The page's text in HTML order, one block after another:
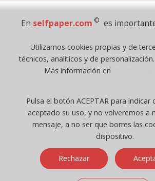
Pago Seguro
Todos los derechos reservados
©selfpaper.com, y las webs de ©gruposelfpaper.org
Registro Mercantil de Valencia ( España
Tomo 7263, Libro 4565, Folio 1, Sección 8,
Móvil / Tablet - Bot mozilla/5.0 (linux; android
applewebkit/537.36 (khtml, like gecko) chrome/
En selfpaper.com © es
Utilizamos cookies propias y de
técnicos, analíticos y de
Más información en
Pulsa el botón ACEPTAR para indicar
aceptado su uso, y no volveremos a
mensaje, a no ser que borres las
dispositivo.
Rechazar